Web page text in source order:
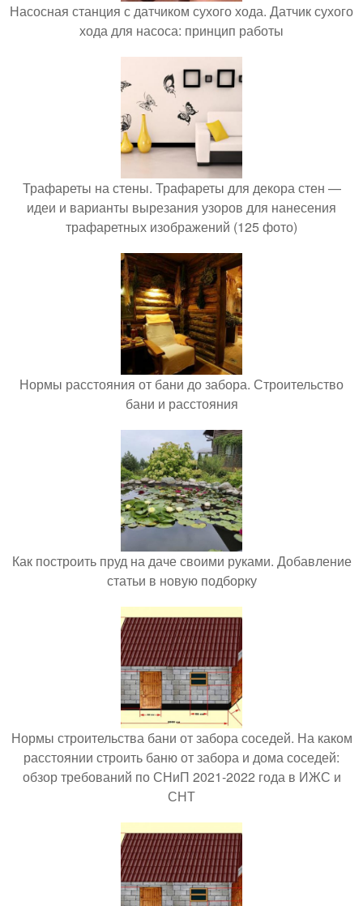
Насосная станция с датчиком сухого хода. Датчик сухого
хода для насоса: принцип работы
Трафареты на стены. Трафареты для декора стен —
идеи и варианты вырезания узоров для нанесения
трафаретных изображений (125 фото)
Нормы расстояния от бани до забора. Строительство
бани и расстояния
Как построить пруд на даче своими руками. Добавление
статьи в новую подборку
Нормы строительства бани от забора соседей. На каком
расстоянии строить баню от забора и дома соседей:
обзор требований по СНиП 2021-2022 года в ИЖС и
СНТ